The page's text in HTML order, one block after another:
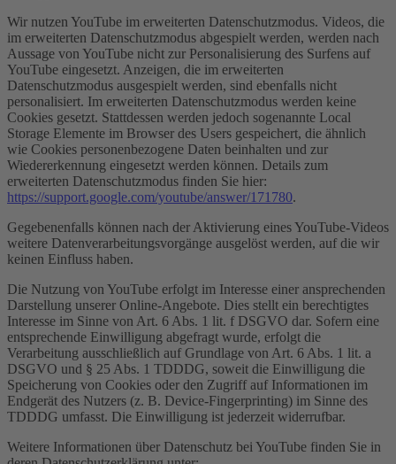
Wir nutzen YouTube im erweiterten Datenschutzmodus. Videos, die
im erweiterten Datenschutzmodus abgespielt werden, werden nach
Aussage von YouTube nicht zur Personalisierung des Surfens auf
YouTube eingesetzt. Anzeigen, die im erweiterten
Datenschutzmodus ausgespielt werden, sind ebenfalls nicht
personalisiert. Im erweiterten Datenschutzmodus werden keine
Cookies gesetzt. Stattdessen werden jedoch sogenannte Local
Storage Elemente im Browser des Users gespeichert, die ähnlich
wie Cookies personenbezogene Daten beinhalten und zur
Wiedererkennung eingesetzt werden können. Details zum
erweiterten Datenschutzmodus finden Sie hier:
https://support.google.com/youtube/answer/171780.
Gegebenenfalls können nach der Aktivierung eines YouTube-Videos
weitere Datenverarbeitungsvorgänge ausgelöst werden, auf die wir
keinen Einfluss haben.
Die Nutzung von YouTube erfolgt im Interesse einer ansprechenden
Darstellung unserer Online-Angebote. Dies stellt ein berechtigtes
Interesse im Sinne von Art. 6 Abs. 1 lit. f DSGVO dar. Sofern eine
entsprechende Einwilligung abgefragt wurde, erfolgt die
Verarbeitung ausschließlich auf Grundlage von Art. 6 Abs. 1 lit. a
DSGVO und § 25 Abs. 1 TDDDG, soweit die Einwilligung die
Speicherung von Cookies oder den Zugriff auf Informationen im
Endgerät des Nutzers (z. B. Device-Fingerprinting) im Sinne des
TDDDG umfasst. Die Einwilligung ist jederzeit widerrufbar.
Weitere Informationen über Datenschutz bei YouTube finden Sie in